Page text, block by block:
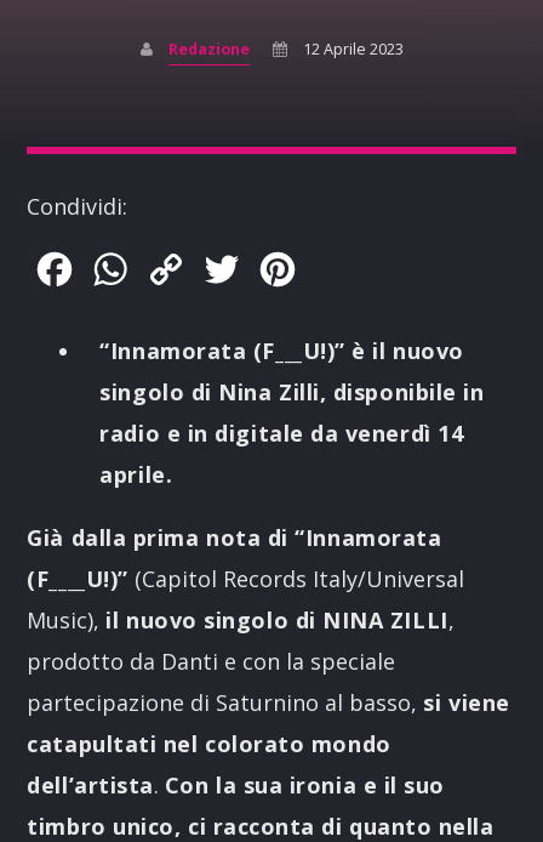
Redazione 12 Aprile 2023
Condividi:
FacebookWhatsApp
Copy
Twitter
“Innamorata (F___U!)” è il nuovo
singolo di Nina Zilli, disponibile in
radio e in digitale da venerdì 14
aprile.
Già dalla prima nota di “Innamorata
(F____U!)” (Capitol Records Italy/Universal
Music), il nuovo singolo di NINA ZILLI,
prodotto da Danti e con la speciale
partecipazione di Saturnino al basso, si viene
catapultati nel colorato mondo
dell’artista. Con la sua ironia e il suo
timbro unico, ci racconta di quanto nella